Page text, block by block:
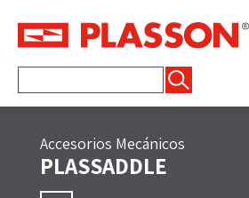
Accesorios Mecánicos
PLASSADDLE